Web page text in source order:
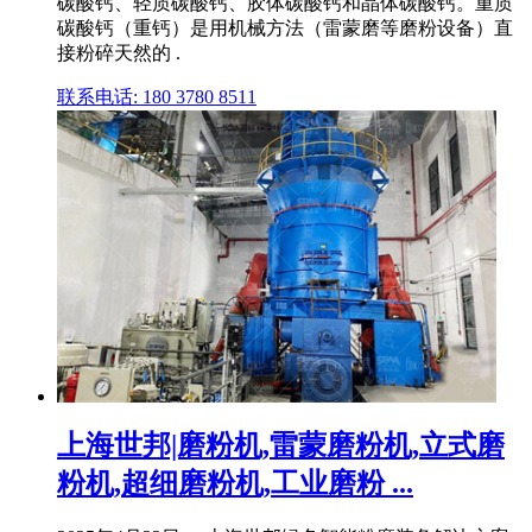
碳酸钙（重钙）是用机械方法（雷蒙磨等磨粉设备）直
接粉碎天然的 .
联系电话: 180 3780 8511
上海世邦|磨粉机,雷蒙磨粉机,立式磨
粉机,超细磨粉机,工业磨粉 ...